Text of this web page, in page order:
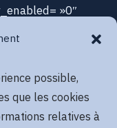
possible,
que les cookies
relatives à
»0″
»